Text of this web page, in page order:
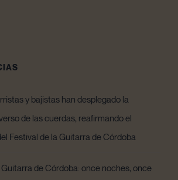
y bajistas han desplegado la
de las cuerdas, reafirmando el
Festival de la Guitarra de Córdoba
de Córdoba: once noches, once